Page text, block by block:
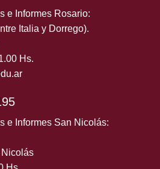
e Informes Rosario:
Italia y Dorrego).
Hs.
e Informes San Nicolás: